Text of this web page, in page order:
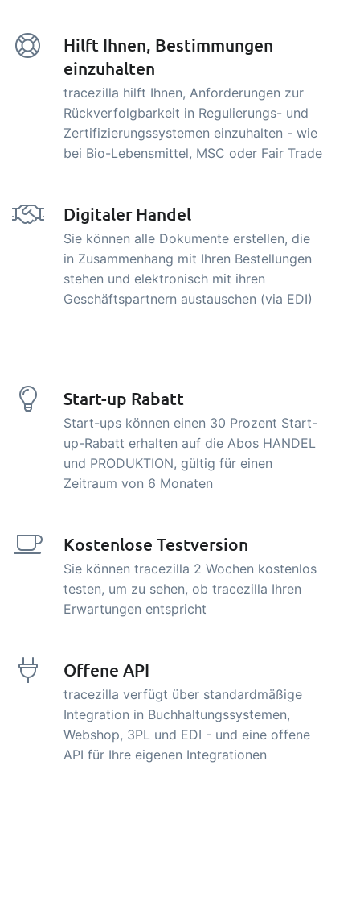
Hilft Ihnen, Bestimmungen
einzuhalten
tracezilla hilft Ihnen, Anforderungen zur
Rückverfolgbarkeit in Regulierungs- und
Zertifizierungssystemen einzuhalten - wie
bei Bio-Lebensmittel, MSC oder Fair Trade
Digitaler Handel
Sie können alle Dokumente erstellen, die
in Zusammenhang mit Ihren Bestellungen
stehen und elektronisch mit ihren
Geschäftspartnern austauschen (via EDI)
Start-up Rabatt
Start-ups können einen 30 Prozent Start-
up-Rabatt erhalten auf die Abos HANDEL
und PRODUKTION, gültig für einen
Zeitraum von 6 Monaten
Kostenlose Testversion
Sie können tracezilla 2 Wochen kostenlos
testen, um zu sehen, ob tracezilla Ihren
Erwartungen entspricht
Offene API
tracezilla verfügt über standardmäßige
Integration in Buchhaltungssystemen,
Webshop, 3PL und EDI - und eine offene
API für Ihre eigenen Integrationen